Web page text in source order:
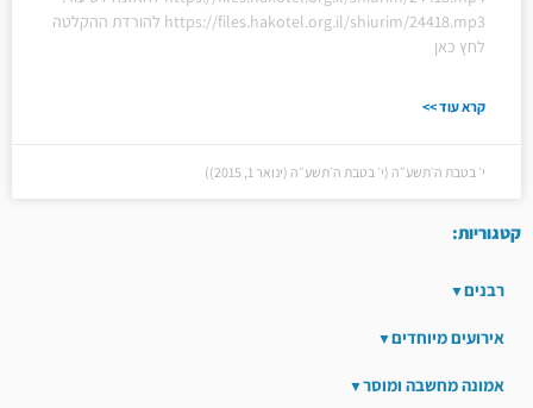
https://files.hakotel.org.il/shiurim/24418.mp3 להורדת ההקלטה
לחץ כאן
קרא עוד >>
י׳ בטבת ה׳תשע״ה (י׳ בטבת ה׳תשע״ה (ינואר 1, 2015))
קטגוריות:
רבנים
אירועים מיוחדים
אמונה מחשבה ומוסר